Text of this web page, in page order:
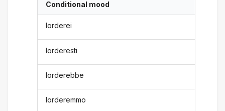
Conditional mood
lorderei
lorderesti
lorderebbe
lorderemmo